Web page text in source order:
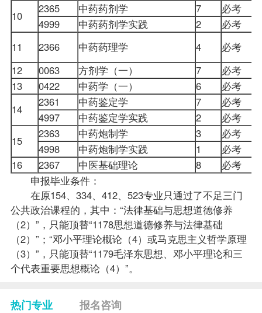
10
2365 中药药剂学 7 必考
4999
中药药剂学实践 2 必考
11
2366 中药药理学 4 必考
12
0063 方剂学（一） 7 必考
13
0422 中药学（一） 6 必考
14
2361 中药鉴定学 7 必考
4997
中药鉴定学实践 2 必考
15
2363 中药炮制学 3 必考
4998
中药炮制学实践 1 必考
16
2367 中医基础理论 8 必考
申报毕业条件：
在原154、334、412、523专业只通过了不足三门
公共政治课程的，其中：“法律基础与思想道德修养
（2）”，只能顶替“1178思想道德修养与法律基础
（2）”；“邓小平理论概论（4）或马克思主义哲学原理
（3）”，只能顶替“1179毛泽东思想、邓小平理论和三
个代表重要思想概论（4）”。
热门专业 报名咨询